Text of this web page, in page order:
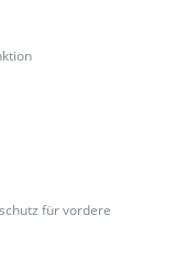
für vordere